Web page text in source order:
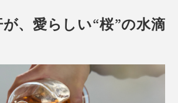
、愛らしい“桜”の水滴